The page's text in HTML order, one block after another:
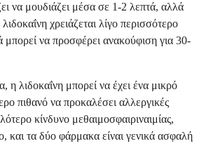
να μουδιάζει μέσα σε 1-2 λεπτά, αλλά
χρειάζεται λίγο περισσότερο
μπορεί να προσφέρει ανακούφιση για 30-
λιδοκαΐνη μπορεί να έχει ένα μικρό
πιθανό να προκαλέσει αλλεργικές
κίνδυνο μεθαιμοσφαιριναιμίας,
και τα δύο φάρμακα είναι γενικά ασφαλή